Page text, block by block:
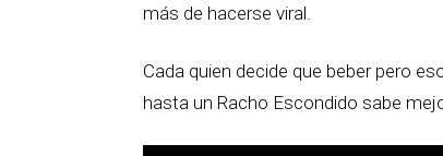
más de hacerse viral.
Cada quien decide que beber pero
hasta un Racho Escondido sabe